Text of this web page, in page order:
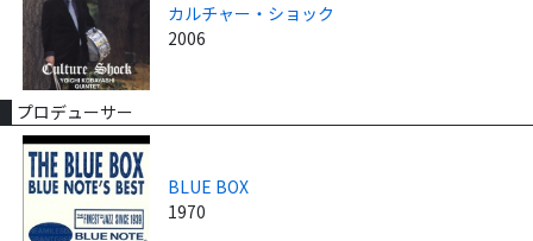
カルチャー・ショック
2006
プロデューサー
BLUE BOX
1970